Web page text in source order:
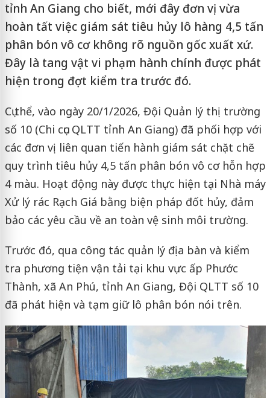
tỉnh An Giang cho biết, mới đây đơn vị vừa
hoàn tất việc giám sát tiêu hủy lô hàng 4,5 tấn
phân bón vô cơ không rõ nguồn gốc xuất xứ.
Đây là tang vật vi phạm hành chính được phát
hiện trong đợt kiểm tra trước đó.
Cụ thể, vào ngày 20/1/2026, Đội Quản lý thị trường
số 10 (Chi cục QLTT tỉnh An Giang) đã phối hợp với
các đơn vị liên quan tiến hành giám sát chặt chẽ
quy trình tiêu hủy 4,5 tấn phân bón vô cơ hỗn hợp
4 màu. Hoạt động này được thực hiện tại Nhà máy
Xử lý rác Rạch Giá bằng biện pháp đốt hủy, đảm
bảo các yêu cầu về an toàn vệ sinh môi trường.
Trước đó, qua công tác quản lý địa bàn và kiểm
tra phương tiện vận tải tại khu vực ấp Phước
Thành, xã An Phú, tỉnh An Giang, Đội QLTT số 10
đã phát hiện và tạm giữ lô phân bón nói trên.